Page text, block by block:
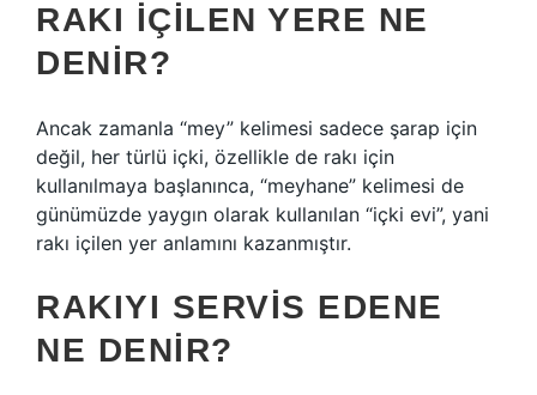
RAKI IÇILEN YERE NE
DENIR?
Ancak zamanla “mey” kelimesi sadece şarap için
değil, her türlü içki, özellikle de rakı için
kullanılmaya başlanınca, “meyhane” kelimesi de
günümüzde yaygın olarak kullanılan “içki evi”, yani
rakı içilen yer anlamını kazanmıştır.
RAKIYI SERVIS EDENE
NE DENIR?